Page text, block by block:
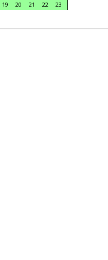
19 20 21 22
23